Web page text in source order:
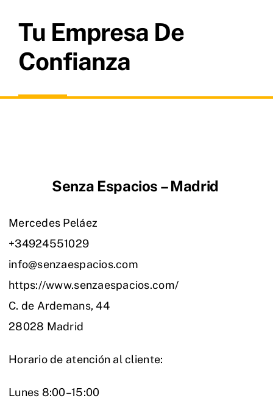
Tu Empresa De
Confianza
Senza Espacios – Madrid
Mercedes Peláez
+34924551029
info@senzaespacios.com
https://www.senzaespacios.com/
C. de Ardemans, 44
28028 Madrid
Horario de atención al cliente:
Lunes 8:00–15:00